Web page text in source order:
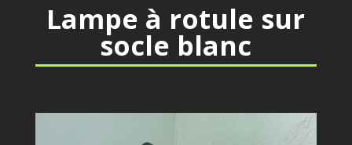
Lampe à rotule sur
socle blanc